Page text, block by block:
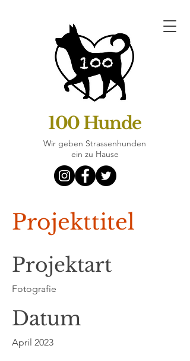
100 Hunde
Wir geben Strassenhunden
ein zu Hause
Projekttitel
Projektart
Fotografie
Datum
April 2023